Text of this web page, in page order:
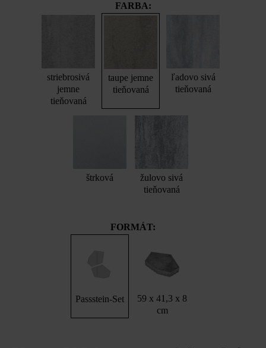
FARBA:
striebrosivá
jemne
tieňovaná
taupe jemne
tieňovaná
ľadovo sivá
tieňovaná
štrková
žulovo sivá
tieňovaná
FORMÁT:
Passstein-Set
59 x 41,3 x 8
cm